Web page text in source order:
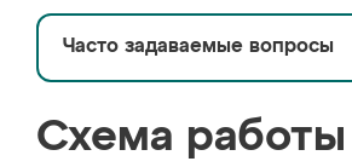
Часто задаваемые вопросы
Схема работы